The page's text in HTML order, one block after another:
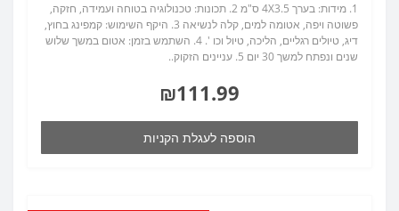
1. מידות: בערך 4X3.5 ס"מ 2. תכונות: טכנולוגיה בטוחה ועמידה, חזקה,
פשוטה ויפה, אטומה למים, קלה לנשיאה 3. היקף השימוש: קמפינג בחוץ,
דיג, טיולים רגליים, הליכה, טיול וכו '. 4. השתמש בזמן: אטום במשך שלוש
שנים ונפתח למשך 30 יום 5. עניינים הזקוק..
₪111.99
הוספה לעגלת הקניות